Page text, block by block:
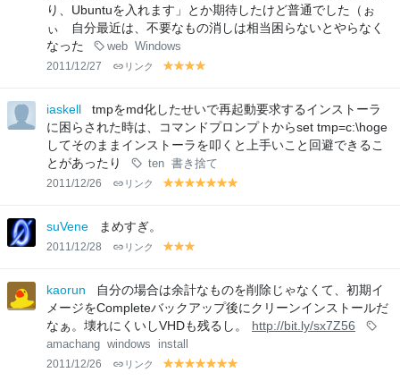
り、Ubuntuを入れます」とか期待したけど普通でした（ぉ
ぃ 自分最近は、不要なもの消しは相当困らないとやらなく
なった
web Windows
2011/12/27 リンク
y
lo
w
y
lo
w
y
lo
w
lo
w
iaskell
tmpをmd化したせいで再起動要求するインストーラ
に困らされた時は、コマンドプロンプトからset tmp=c:\hoge
してそのままインストーラを叩くと上手いこと回避できるこ
とがあったり
ten 書き捨て
2011/12/26 リンク
y
w
y
w
y
w
y y y
suVene まめすぎ。
2011/12/28 リンク
y
lo
w
y
lo
w
lo
w
kaorun
自分の場合は余計なものを削除じゃなくて、初期イ
メージをCompleteバックアップ後にクリーンインストールだ
なぁ。壊れにくいしVHDも残るし。
http://bit.ly/sx7Z56
amachang windows install
2011/12/26 リンク
y y y y y y